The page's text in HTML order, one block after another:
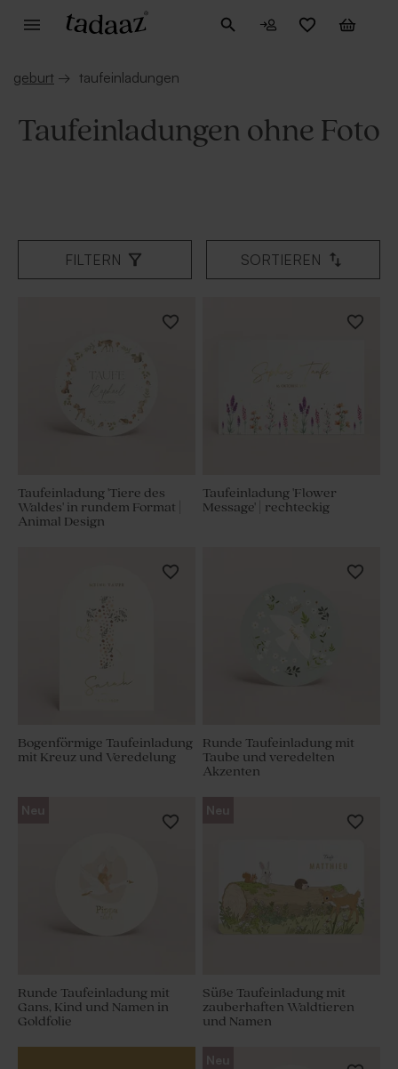
geburt → taufeinladungen
Taufeinladungen ohne Foto
FILTERN SORTIEREN
Taufeinladung 'Tiere des
Waldes' in rundem Format |
Animal Design
Taufeinladung 'Flower
Message' | rechteckig
Bogenförmige Taufeinladung
mit Kreuz und Veredelung
Runde Taufeinladung mit
Taube und veredelten
Akzenten
Neu
Runde Taufeinladung mit
Gans, Kind und Namen in
Goldfolie
Neu
Süße Taufeinladung mit
zauberhaften Waldtieren
und Namen
Neu